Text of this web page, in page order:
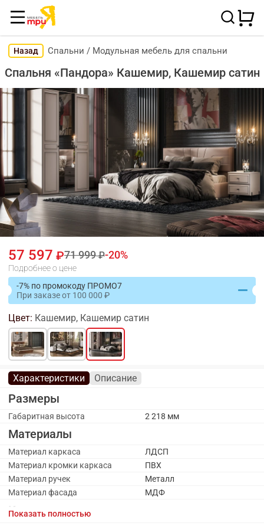
Назад Спальни / Модульная мебель для спальни
Спальня «Пандора» Кашемир, Кашемир сатин
57 597 71 999 20
Подробнее о цене
-7% по промокоду ПРОМО7
При заказеот 100 000
Цвет: Кашемир, Кашемир сатин
Характеристики Описание
Размеры
Габаритная высота 2 218 мм
Материалы
Материал каркаса
ЛДСП
Материал кромки каркаса
ПВХ
Материал ручек
Металл
Материал фасада
МДФ
Каркас
Показать полностью